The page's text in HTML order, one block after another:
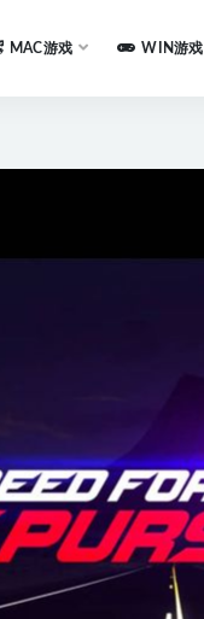
MAC游戏 WIN游戏